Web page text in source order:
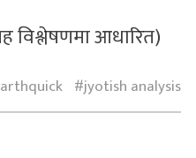
विश्लेषणमा आधारित)
jyotish analysis